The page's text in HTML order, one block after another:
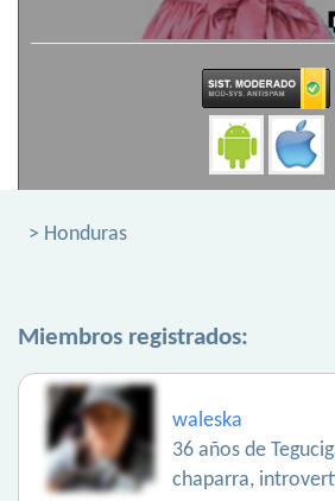
> Honduras
Miembros registrados:
waleska
36 años de
chaparra,